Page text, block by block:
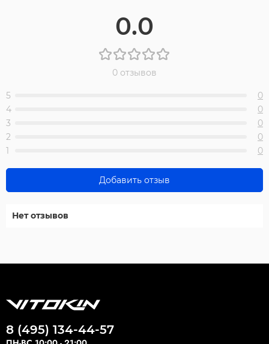
0.0
0 отзывов
5
0
4
0
3
0
2
0
1
0
Добавить отзыв
Нет отзывов
8 (495) 134-44-57